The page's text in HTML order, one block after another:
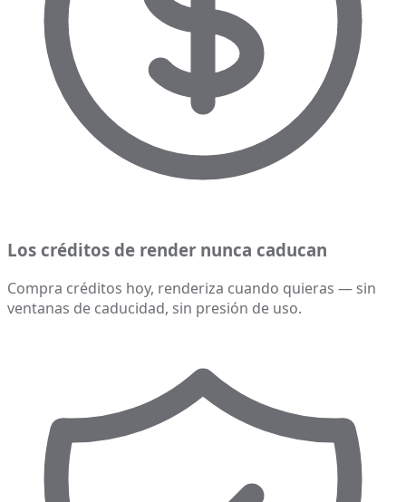
Los créditos de render nunca caducan
Compra créditos hoy, renderiza cuando quieras — sin
ventanas de caducidad, sin presión de uso.